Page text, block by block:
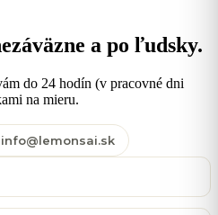
sa mohol
Dnes
nastavené
Pre
a po ľudsky.
do 24 hodín (v pracovné dni
na mieru.
info@lemonsai.sk